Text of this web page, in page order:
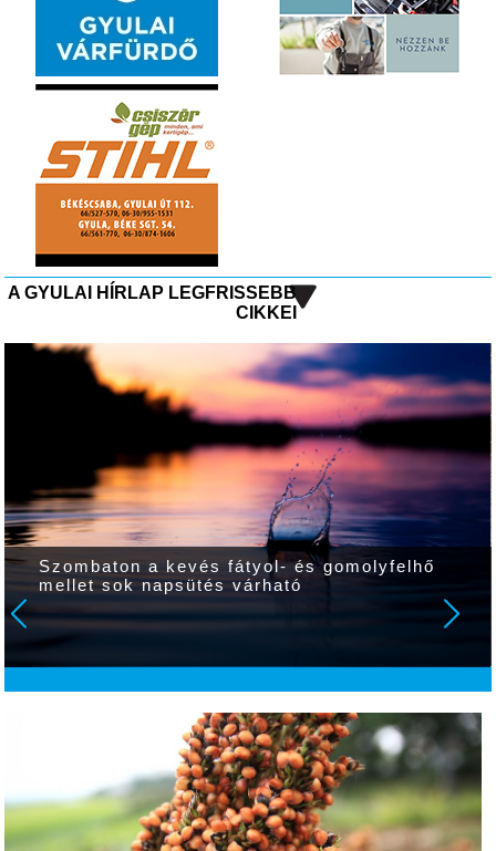
A GYULAI HÍRLAP LEGFRISSEBB
CIKKEI
Szombaton a kevés fátyol- és gomolyfelhő
mellet sok napsütés várható